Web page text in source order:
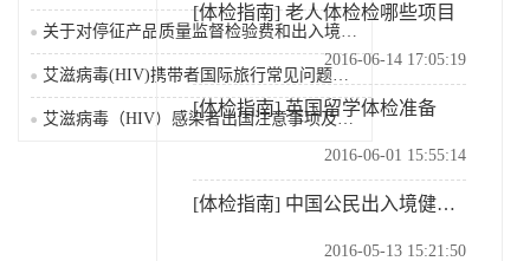
艾滋病毒（HIV）感染者出国注意事项及限制
[体检指南] 老人体检检哪些项目
2016-06-14 17:05:19
[体检指南] 英国留学体检准备
2016-06-01 15:55:14
[体检指南] 中国公民出入境健康体检
2016-05-13 15:21:50